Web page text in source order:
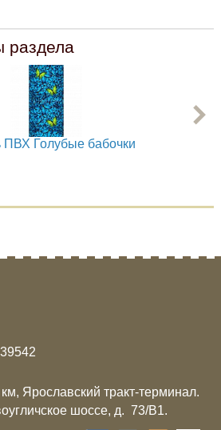
раздела
ПВХ Голубые бабочки
Ярославский тракт-терминал.
шоссе, д. 73/B1.